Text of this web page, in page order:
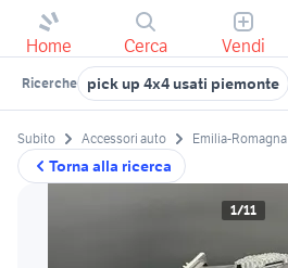
Home Cerca Vendi
Ricerche pick up 4x4 usati piemonte
Torna alla ricerca
Subito Accessori auto Emilia-Romagna
1/11